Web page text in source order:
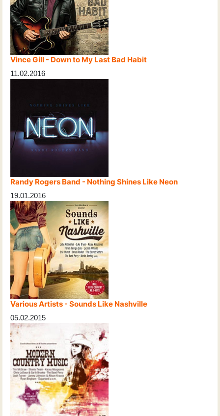
Vince Gill - Down to My Last Bad Habit
11.02.2016
Randy Rogers Band - Nothing Shines Like Neon
19.01.2016
Various Artists - Sounds Like Nashville
05.02.2015